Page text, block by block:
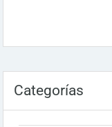
Categorías